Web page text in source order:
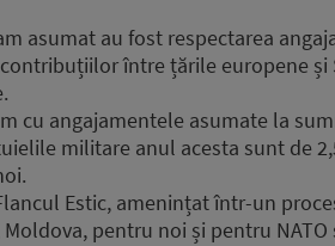
asumat au fost respectarea
între țările europene și
cu angajamentele asumate la
militare anul acesta sunt de
Estic, amenințat într-un
pentru noi și pentru